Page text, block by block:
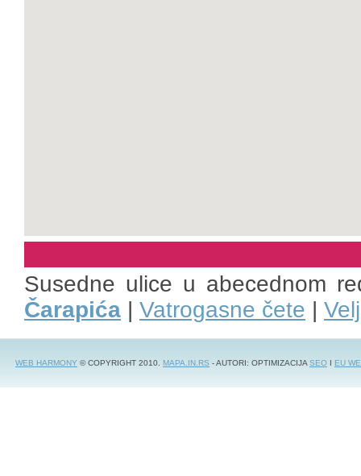
Susedne ulice u abecednom
Čarapića | Vatrogasne čete |
WEB HARMONY © COPYRIGHT 2010. MAPA.IN.RS - AUTORI: OPTIMIZACIJASEO I EU